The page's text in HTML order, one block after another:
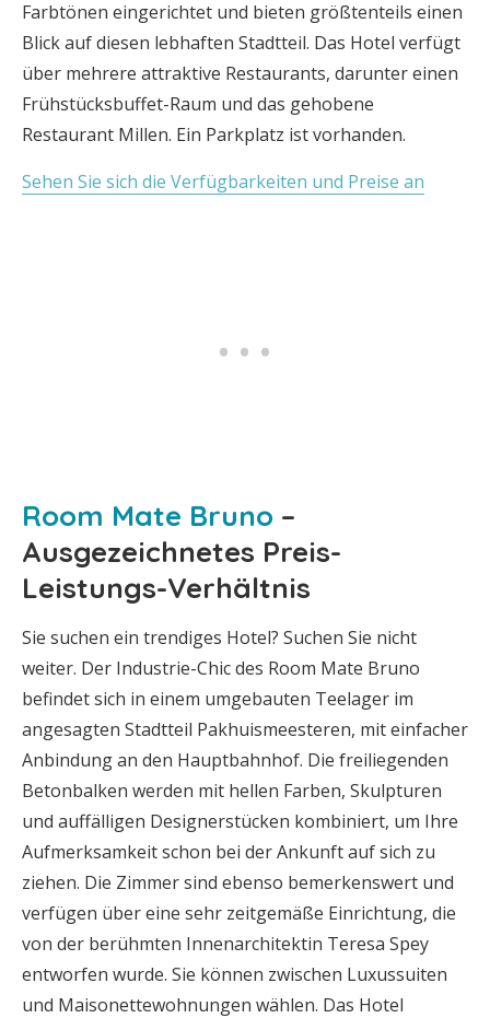
Farbtönen eingerichtet und bieten größtenteils einen
Blick auf diesen lebhaften Stadtteil. Das Hotel verfügt
über mehrere attraktive Restaurants, darunter einen
Frühstücksbuffet-Raum und das gehobene
Restaurant Millen. Ein Parkplatz ist vorhanden.
Sehen Sie sich die Verfügbarkeiten und Preise an
Room Mate Bruno –
Ausgezeichnetes Preis-
Leistungs-Verhältnis
Sie suchen ein trendiges Hotel? Suchen Sie nicht
weiter. Der Industrie-Chic des Room Mate Bruno
befindet sich in einem umgebauten Teelager im
angesagten Stadtteil Pakhuismeesteren, mit einfacher
Anbindung an den Hauptbahnhof. Die freiliegenden
Betonbalken werden mit hellen Farben, Skulpturen
und auffälligen Designerstücken kombiniert, um Ihre
Aufmerksamkeit schon bei der Ankunft auf sich zu
ziehen. Die Zimmer sind ebenso bemerkenswert und
verfügen über eine sehr zeitgemäße Einrichtung, die
von der berühmten Innenarchitektin Teresa Spey
entworfen wurde. Sie können zwischen Luxussuiten
und Maisonettewohnungen wählen. Das Hotel